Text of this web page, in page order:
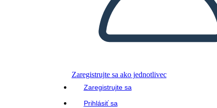
Zaregistrujte sa ako jednotlivec
Zaregistrujte sa
Prihlásiť sa